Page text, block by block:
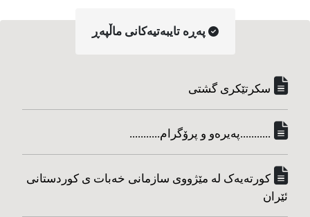
په‌ڕه‌ تایبه‌تیه‌کانی ماڵپه‌ڕ
سکرتێکری گشتی
...........په‌یره‌و و پرۆگرام...........
کورته‌یه‌ک له مێژووی سازمانی خه‌بات ی کوردستانی
ئێران